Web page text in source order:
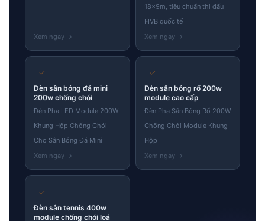
18×9m, tiêu chuẩn thi đấu
FIVB quốc tế
✓
Đèn sân bóng đá mini
200w chống chói
Đèn Pha LED Module 200W
Khung Hộp Chống Chói
Cho Sân Bóng Đá Mini
✓
Đèn sân bóng rổ 200w
module cao cấp
Đèn Pha Sân Bóng Rổ 200W
Chống Chói Module Khung
Hộp
✓
Đèn sân tennis 400w
module chống chói loá